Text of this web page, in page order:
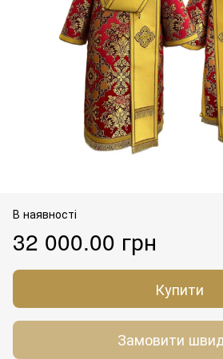
В наявності
32 000.00 грн
Купити
Замовити